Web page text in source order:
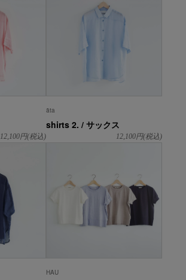
12,100円(税込)
āta
shirts 2. / サックス
12,100円(税込)
HAU